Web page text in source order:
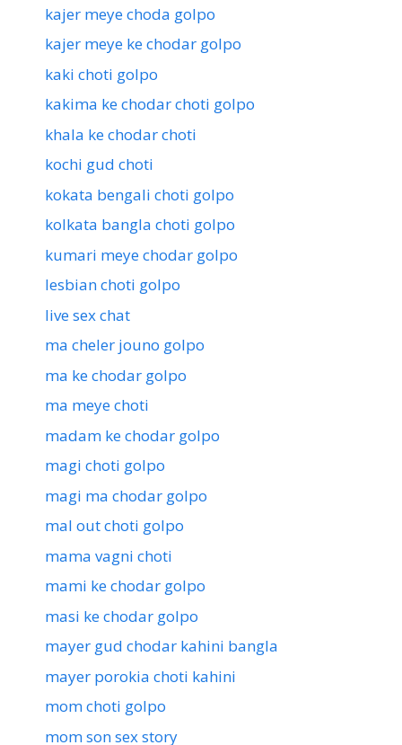
kajer meye choda golpo
kajer meye ke chodar golpo
kaki choti golpo
kakima ke chodar choti golpo
khala ke chodar choti
kochi gud choti
kokata bengali choti golpo
kolkata bangla choti golpo
kumari meye chodar golpo
lesbian choti golpo
live sex chat
ma cheler jouno golpo
ma ke chodar golpo
ma meye choti
madam ke chodar golpo
magi choti golpo
magi ma chodar golpo
mal out choti golpo
mama vagni choti
mami ke chodar golpo
masi ke chodar golpo
mayer gud chodar kahini bangla
mayer porokia choti kahini
mom choti golpo
mom son sex story